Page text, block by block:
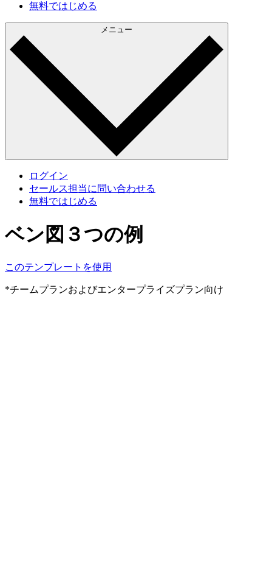
無料ではじめる
メニュー
ログイン
セールス担当に問い合わせる
無料ではじめる
ベン図３つの例
このテンプレートを使用
*チームプランおよびエンタープライズプラン向け